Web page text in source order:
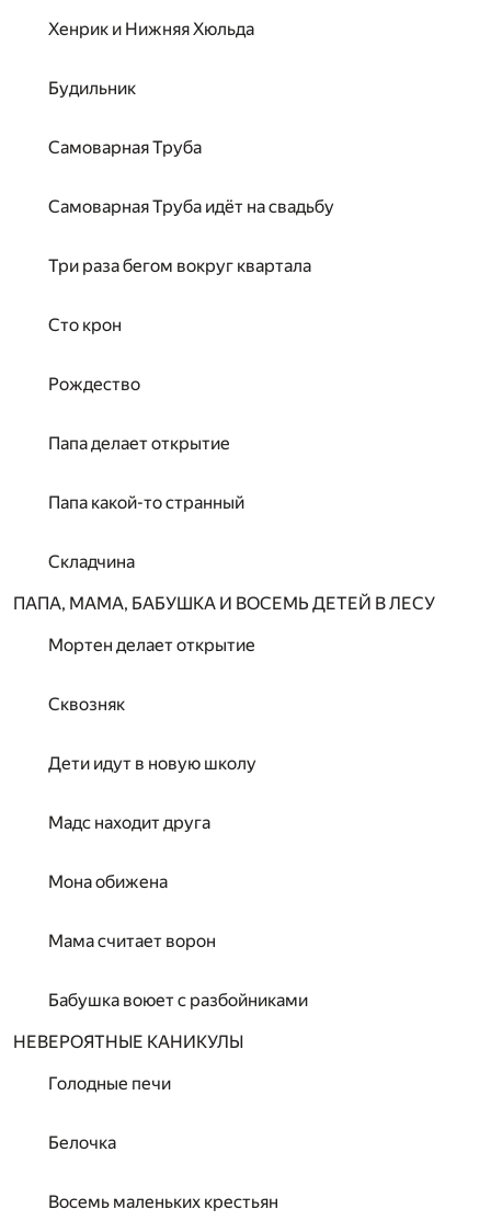
Хенрик и Нижняя Хюльда
Будильник
Самоварная Труба
Самоварная Труба идёт на свадьбу
Три раза бегом вокруг квартала
Сто крон
Рождество
Папа делает открытие
Папа какой-то странный
Складчина
ПАПА, МАМА, БАБУШКА И ВОСЕМЬ ДЕТЕЙ В ЛЕСУ
Мортен делает открытие
Сквозняк
Дети идут в новую школу
Мадс находит друга
Мона обижена
Мама считает ворон
Бабушка воюет с разбойниками
НЕВЕРОЯТНЫЕ КАНИКУЛЫ
Голодные печи
Белочка
Восемь маленьких крестьян